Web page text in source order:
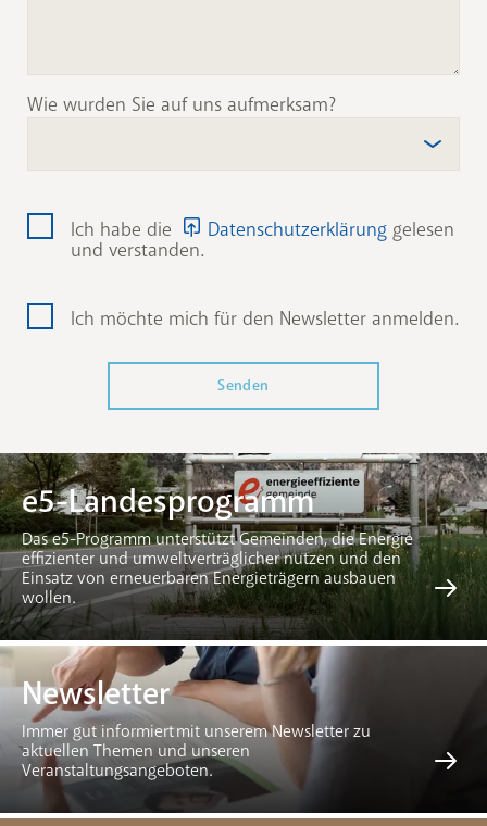
Wie wurden Sie auf uns aufmerksam?
Ich habe die Datenschutzerklärung gelesen
und verstanden.
Ich möchte mich für den Newsletter anmelden.
e5-Landesprogramm
Das e5-Programm unterstützt Gemeinden, die Energie
effizienter und umweltverträglicher nutzen und den
Einsatz von erneuerbaren Energieträgern ausbauen
wollen.
Newsletter
Immer gut informiert mit unserem Newsletter zu
aktuellen Themen und unseren
Veranstaltungsangeboten.